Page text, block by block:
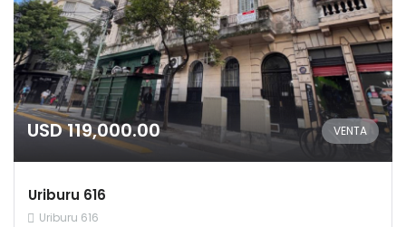
USD 119,000.00 VENTA
Uriburu 616
Uriburu 616
Remember me Forgot Password?
Sign In